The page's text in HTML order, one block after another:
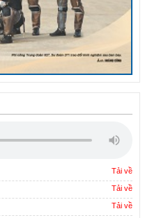
Tải về
Tải về
Tải về